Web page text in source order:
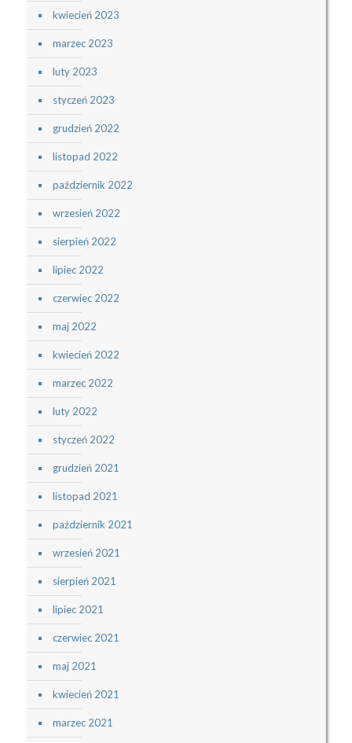
kwiecień 2023
marzec 2023
luty 2023
styczeń 2023
grudzień 2022
listopad 2022
październik 2022
wrzesień 2022
sierpień 2022
lipiec 2022
czerwiec 2022
maj 2022
kwiecień 2022
marzec 2022
luty 2022
styczeń 2022
grudzień 2021
listopad 2021
październik 2021
wrzesień 2021
sierpień 2021
lipiec 2021
czerwiec 2021
maj 2021
kwiecień 2021
marzec 2021